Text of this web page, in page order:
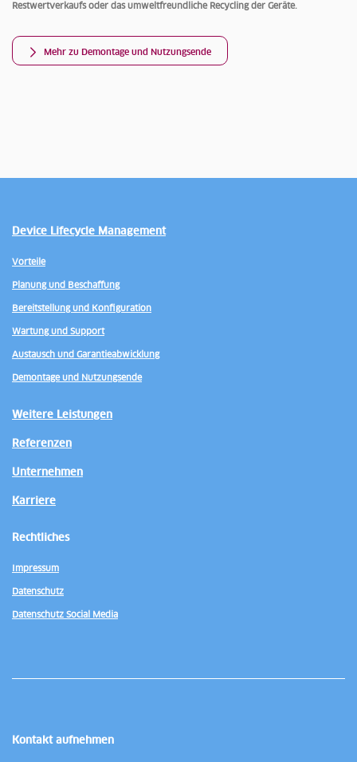
Restwertverkaufs oder das umweltfreundliche Recycling der Geräte.
Mehr zu Demontage und Nutzungsende
Device Lifecycle Management
Vorteile
Planung und Beschaffung
Bereitstellung und Konfiguration
Wartung und Support
Austausch und Garantieabwicklung
Demontage und Nutzungsende
Weitere Leistungen
Referenzen
Unternehmen
Karriere
Rechtliches
Impressum
Datenschutz
Datenschutz Social Media
Kontakt aufnehmen